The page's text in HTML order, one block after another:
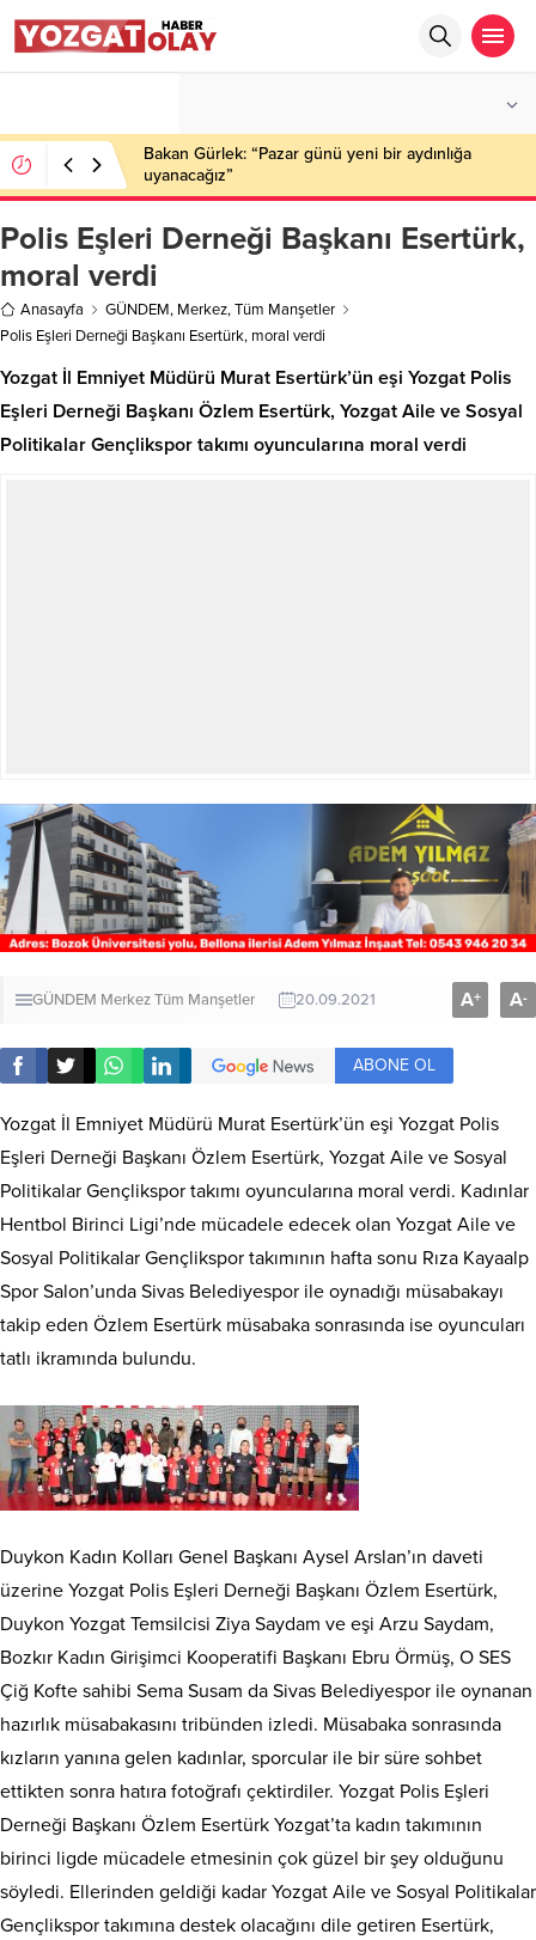
Bakan Gürlek: “Pazar günü yeni bir aydınlığa
uyanacağız”
Polis Eşleri Derneği Başkanı Esertürk,
moral verdi
Anasayfa GÜNDEM, Merkez,Tüm Manşetler
Polis Eşleri Derneği Başkanı Esertürk, moral verdi
Yozgat İl Emniyet Müdürü Murat Esertürk’ün eşi Yozgat Polis
Eşleri Derneği Başkanı Özlem Esertürk, Yozgat Aile ve Sosyal
Politikalar Gençlikspor takımı oyuncularına moral verdi
GÜNDEM MerkezTüm Manşetler 20.09.2021 A+ A-
ABONE OL
Yozgat İl Emniyet Müdürü Murat Esertürk’ün eşi Yozgat Polis
Eşleri Derneği Başkanı Özlem Esertürk, Yozgat Aile ve Sosyal
Politikalar Gençlikspor takımı oyuncularına moral verdi. Kadınlar
Hentbol Birinci Ligi’nde mücadele edecek olan Yozgat Aile ve
Sosyal Politikalar Gençlikspor takımının hafta sonu Rıza Kayaalp
Spor Salon’unda Sivas Belediyespor ile oynadığı müsabakayı
takip eden Özlem Esertürk müsabaka sonrasında ise oyuncuları
tatlı ikramında bulundu.
Duykon Kadın Kolları Genel Başkanı Aysel Arslan’ın daveti
üzerine Yozgat Polis Eşleri Derneği Başkanı Özlem Esertürk,
Duykon Yozgat Temsilcisi Ziya Saydam ve eşi Arzu Saydam,
Bozkır Kadın Girişimci Kooperatifi Başkanı Ebru Örmüş, O SES
Çiğ Kofte sahibi Sema Susam da Sivas Belediyespor ile oynanan
hazırlık müsabakasını tribünden izledi. Müsabaka sonrasında
kızların yanına gelen kadınlar, sporcular ile bir süre sohbet
ettikten sonra hatıra fotoğrafı çektirdiler. Yozgat Polis Eşleri
Derneği Başkanı Özlem Esertürk Yozgat’ta kadın takımının
birinci ligde mücadele etmesinin çok güzel bir şey olduğunu
söyledi. Ellerinden geldiği kadar Yozgat Aile ve Sosyal Politikalar
Gençlikspor takımına destek olacağını dile getiren Esertürk,